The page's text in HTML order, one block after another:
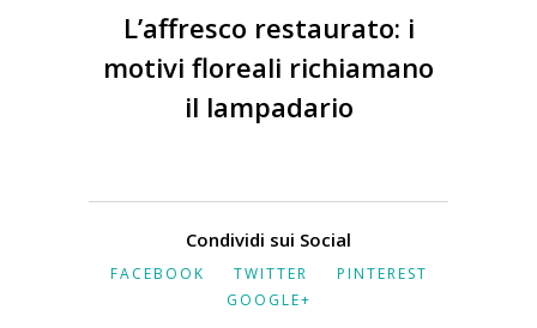
L’affresco restaurato: i
motivi floreali richiamano
il lampadario
Condividi sui Social
FACEBOOK TWITTER
PINTEREST
GOOGLE+